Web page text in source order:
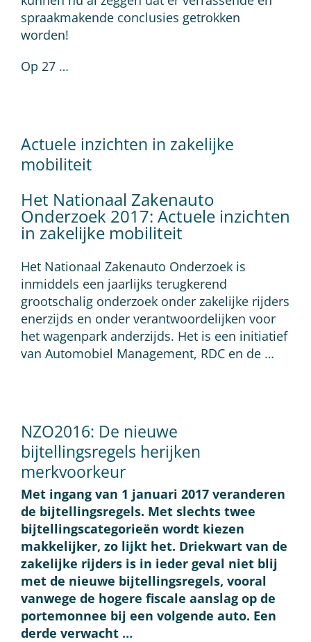
spraakmakende conclusies getrokken
worden!
Op 27 …
Actuele inzichten in zakelijke
mobiliteit
Het Nationaal Zakenauto
Onderzoek 2017: Actuele inzichten
in zakelijke mobiliteit
Het Nationaal Zakenauto Onderzoek is
inmiddels een jaarlijks terugkerend
grootschalig onderzoek onder zakelijke rijders
enerzijds en onder verantwoordelijken voor
het wagenpark anderzijds. Het is een initiatief
van Automobiel Management, RDC en de …
NZO2016: De nieuwe
bijtellingsregels herijken
merkvoorkeur
Met ingang van 1 januari 2017 veranderen
de bijtellingsregels. Met slechts twee
bijtellingscategorieën wordt kiezen
makkelijker, zo lijkt het. Driekwart van de
zakelijke rijders is in ieder geval niet blij
met de nieuwe bijtellingsregels, vooral
vanwege de hogere fiscale aanslag op de
portemonnee bij een volgende auto. Een
derde verwacht …